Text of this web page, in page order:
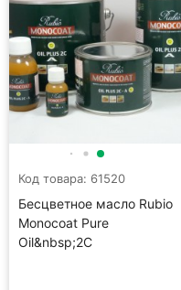
Код товара: 61520
Бесцветное масло Rubio
Monocoat Pure
Oil&nbsp;2С